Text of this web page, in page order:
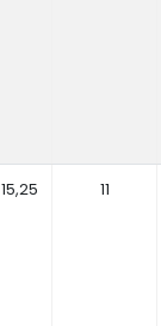
15,25 11